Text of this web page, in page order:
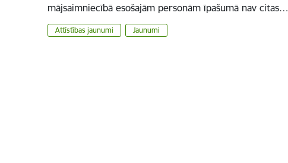
mājsaimniecībā esošajām personām īpašumā nav citas…
Attīstības jaunumi Jaunumi